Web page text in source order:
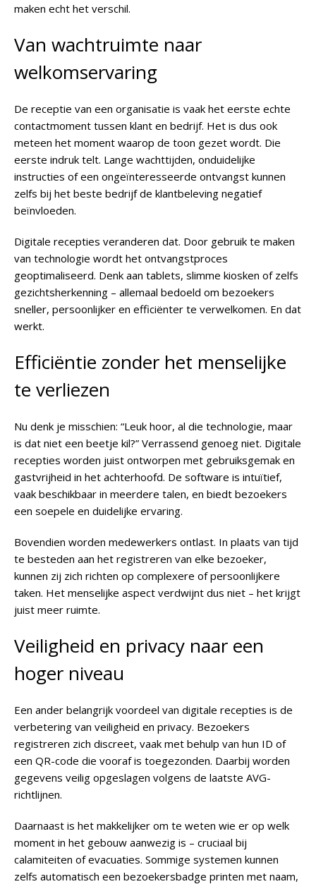
maken echt het verschil.
Van wachtruimte naar
welkomservaring
De receptie van een organisatie is vaak het eerste echte
contactmoment tussen klant en bedrijf. Het is dus ook
meteen het moment waarop de toon gezet wordt. Die
eerste indruk telt. Lange wachttijden, onduidelijke
instructies of een ongeïnteresseerde ontvangst kunnen
zelfs bij het beste bedrijf de klantbeleving negatief
beïnvloeden.
Digitale recepties veranderen dat. Door gebruik te maken
van technologie wordt het ontvangstproces
geoptimaliseerd. Denk aan tablets, slimme kiosken of zelfs
gezichtsherkenning – allemaal bedoeld om bezoekers
sneller, persoonlijker en efficiënter te verwelkomen. En dat
werkt.
Efficiëntie zonder het menselijke
te verliezen
Nu denk je misschien: “Leuk hoor, al die technologie, maar
is dat niet een beetje kil?” Verrassend genoeg niet. Digitale
recepties worden juist ontworpen met gebruiksgemak en
gastvrijheid in het achterhoofd. De software is intuïtief,
vaak beschikbaar in meerdere talen, en biedt bezoekers
een soepele en duidelijke ervaring.
Bovendien worden medewerkers ontlast. In plaats van tijd
te besteden aan het registreren van elke bezoeker,
kunnen zij zich richten op complexere of persoonlijkere
taken. Het menselijke aspect verdwijnt dus niet – het krijgt
juist meer ruimte.
Veiligheid en privacy naar een
hoger niveau
Een ander belangrijk voordeel van digitale recepties is de
verbetering van veiligheid en privacy. Bezoekers
registreren zich discreet, vaak met behulp van hun ID of
een QR-code die vooraf is toegezonden. Daarbij worden
gegevens veilig opgeslagen volgens de laatste AVG-
richtlijnen.
Daarnaast is het makkelijker om te weten wie er op welk
moment in het gebouw aanwezig is – cruciaal bij
calamiteiten of evacuaties. Sommige systemen kunnen
zelfs automatisch een bezoekersbadge printen met naam,